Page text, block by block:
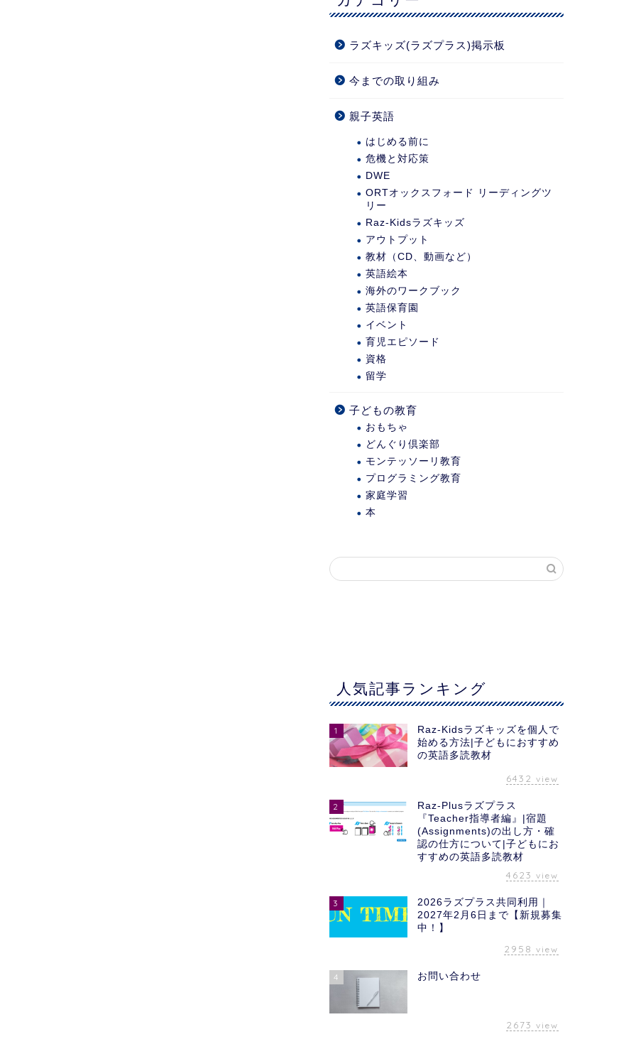
ラズキッズ(ラズプラス)掲示板
今までの取り組み
親子英語
はじめる前に
危機と対応策
DWE
ORTオックスフォード リーディングツ
リー
Raz-Kidsラズキッズ
アウトプット
教材（CD、動画など）
英語絵本
海外のワークブック
英語保育園
イベント
育児エピソード
資格
留学
子どもの教育
おもちゃ
どんぐり倶楽部
モンテッソーリ教育
プログラミング教育
家庭学習
本
人気記事ランキング
1
Raz-Kidsラズキッズを個人で
始める方法|子どもにおすすめ
の英語多読教材
6432 view
2
Raz-Plusラズプラス
『Teacher指導者編』|宿題
(Assignments)の出し方・確
認の仕方について|子どもにお
すすめの英語多読教材
4623 view
3
2026ラズプラス共同利用｜
2027年2月6日まで【新規募集
中！】
2958 view
4 お問い合わせ
2673 view